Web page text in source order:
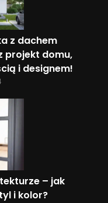
z dachem
projekt domu,
i designem!
– jak
i kolor?